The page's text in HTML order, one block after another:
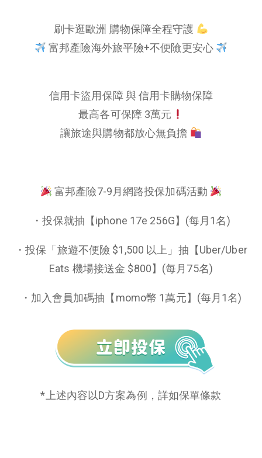
刷卡逛歐洲 購物保障全程守護
富邦產險海外旅平險+不便險更安心
信用卡盜用保障 與 信用卡購物保障
最高各可保障 3萬元
讓旅途與購物都放心無負擔
富邦產險7-9月網路投保加碼活動
・投保就抽【iphone 17e 256G】(每月1名)
・投保「旅遊不便險 $1,500 以上」抽【Uber/Uber
Eats 機場接送金 $800】(每月75名)
・加入會員加碼抽【momo幣 1萬元】(每月1名)
*上述內容以D方案為例，詳如保單條款